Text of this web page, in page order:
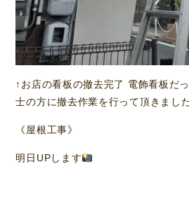
↑お店の看板の撤去完了 電飾看板だ
士の方に撤去作業を行って頂きまし
《屋根工事》
明日UPします